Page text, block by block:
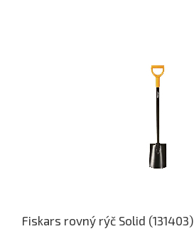
Fiskars rovný rýč Solid (131403)